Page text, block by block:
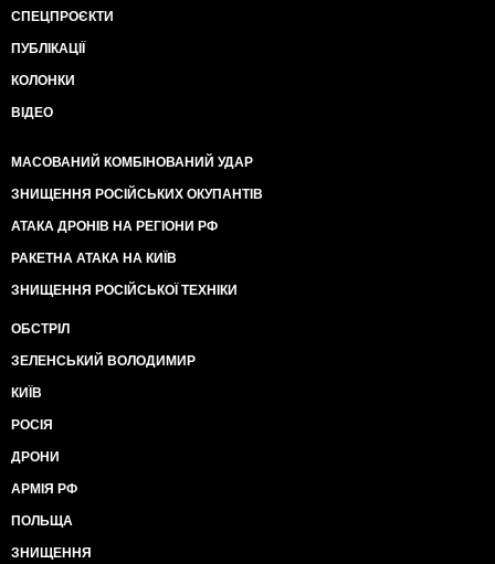
СПЕЦПРОЄКТИ
ПУБЛІКАЦІЇ
КОЛОНКИ
ВІДЕО
МАСОВАНИЙ КОМБІНОВАНИЙ УДАР
ЗНИЩЕННЯ РОСІЙСЬКИХ ОКУПАНТІВ
АТАКА ДРОНІВ НА РЕГІОНИ РФ
РАКЕТНА АТАКА НА КИЇВ
ЗНИЩЕННЯ РОСІЙСЬКОЇ ТЕХНІКИ
ОБСТРІЛ
ЗЕЛЕНСЬКИЙ ВОЛОДИМИР
КИЇВ
РОСІЯ
ДРОНИ
АРМІЯ РФ
ПОЛЬЩА
ЗНИЩЕННЯ